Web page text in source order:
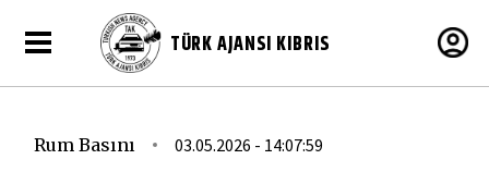
TÜRK AJANSI KIBRIS
Rum Basını 03.05.2026 - 14:07:59